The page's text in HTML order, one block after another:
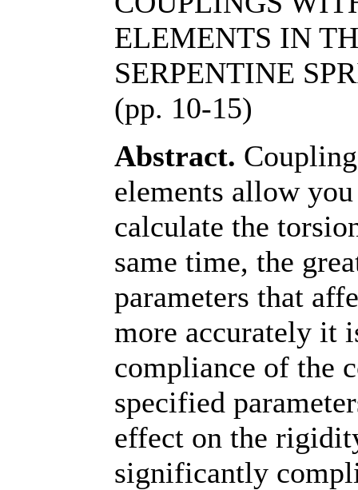
ELEMENTS IN
SERPENTINE
(pp. 10-15)
Abstract.
elements allow
calculate the
same time, the
parameters that
more accurately it
compliance of the
specified
effect on the
significantly